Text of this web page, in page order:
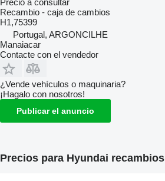
Precio a consultar
Recambio - caja de cambios
H1,75399
Portugal, ARGONCILHE
Manaiacar
Contacte con el vendedor
¿Vende vehículos o maquinaria?
¡Hagalo con nosotros!
Publicar el anuncio
Precios para Hyundai recambios